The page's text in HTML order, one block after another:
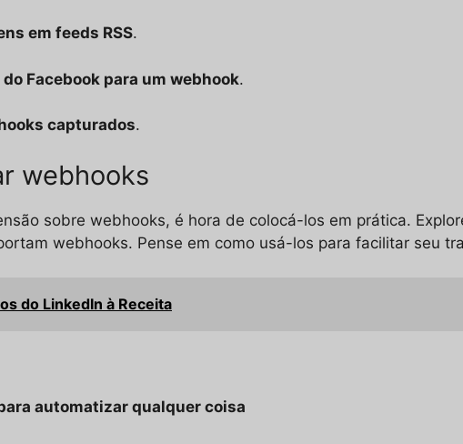
em feeds RSS.
Facebook para um webhook.
capturados.
webhooks
sobre webhooks, é hora de colocá-los em prática.
webhooks. Pense em como usá-los para facilitar seu
do LinkedIn à Receita
automatizar qualquer coisa